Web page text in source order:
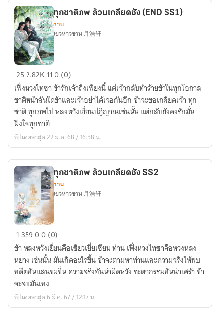
ทุก
ชาติ
ภพ
ล้วน
เกลียด
ชัง
(END
ทุกชาติภพ ล้วนเกลียดชัง (END SS1)
วาย
เยว่ห่าวซวน 月浩轩
252.82K 110 (0)
เฟิ่งหวงไทซา ข้ารักเจ้าถึงเพียงนี้ แต่เจ้ากลับทำร้ายข้าในทุกโอกาส
ชาติหน้าฉันใดข้าและเจ้าอย่าได้เจอกันอีก ข้าจะขอเกลียดเจ้า ทุก
ชาติ ทุกภพไป หลงหวังเยี่ยนปฎิญาณเช่นนั้น แต่กลับยังคงรักมั่น
ฝังใจทุกชาติ
อัปเดตล่าสุด 22 ม.ค. 68 / 16:58 น.
ทุก
ชาติ
ภพ
ล้วน
เกลียด
ชัง
SS2
ทุกชาติภพ ล้วนเกลียดชัง SS2
วาย
เยว่ห่าวซวน 月浩轩
1 35900 (0)
ข้า หลงหวังเยี่ยนคือเซียวเยี่ยเซียน ท่าน เฟิ่งหวงไทซาคือหวงหลง
หยาง เช่นนั้น มันเกิดอะไรขึ้น ข้าจะตามหาท่านและความจริงให้พบ
อดีตอันแสนขมขื่น ความจริงอันน่าผิดหวัง ชะตากรรมอันน่าเศร้า ข้า
จะจบมันเอง
อัปเดตล่าสุด 6 มี.ค. 67 / 12:17 น.